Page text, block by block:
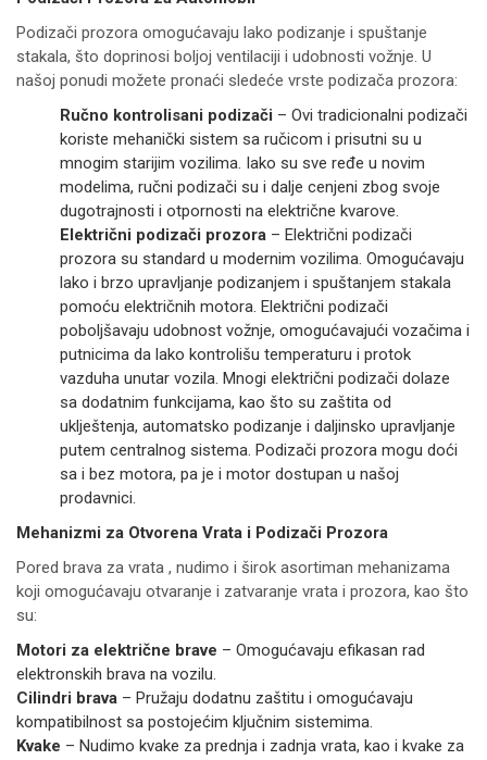
Podizači prozora omogućavaju lako podizanje i spuštanje
stakala, što doprinosi boljoj ventilaciji i udobnosti vožnje. U
našoj ponudi možete pronaći sledeće vrste podizača prozora:
Ručno kontrolisani podizači – Ovi tradicionalni podizači
koriste mehanički sistem sa ručicom i prisutni su u
mnogim starijim vozilima. Iako su sve ređe u novim
modelima, ručni podizači su i dalje cenjeni zbog svoje
dugotrajnosti i otpornosti na električne kvarove.
Električni podizači prozora – Električni podizači
prozora su standard u modernim vozilima. Omogućavaju
lako i brzo upravljanje podizanjem i spuštanjem stakala
pomoću električnih motora. Električni podizači
poboljšavaju udobnost vožnje, omogućavajući vozačima i
putnicima da lako kontrolišu temperaturu i protok
vazduha unutar vozila. Mnogi električni podizači dolaze
sa dodatnim funkcijama, kao što su zaštita od
uklještenja, automatsko podizanje i daljinsko upravljanje
putem centralnog sistema. Podizači prozora mogu doći
sa i bez motora, pa je i motor dostupan u našoj
prodavnici.
Mehanizmi za Otvorena Vrata i Podizači Prozora
Pored brava za vrata , nudimo i širok asortiman mehanizama
koji omogućavaju otvaranje i zatvaranje vrata i prozora, kao što
su:
Motori za električne brave – Omogućavaju efikasan rad
elektronskih brava na vozilu.
Cilindri brava – Pružaju dodatnu zaštitu i omogućavaju
kompatibilnost sa postojećim ključnim sistemima.
Kvake – Nudimo kvake za prednja i zadnja vrata, kao i kvake za